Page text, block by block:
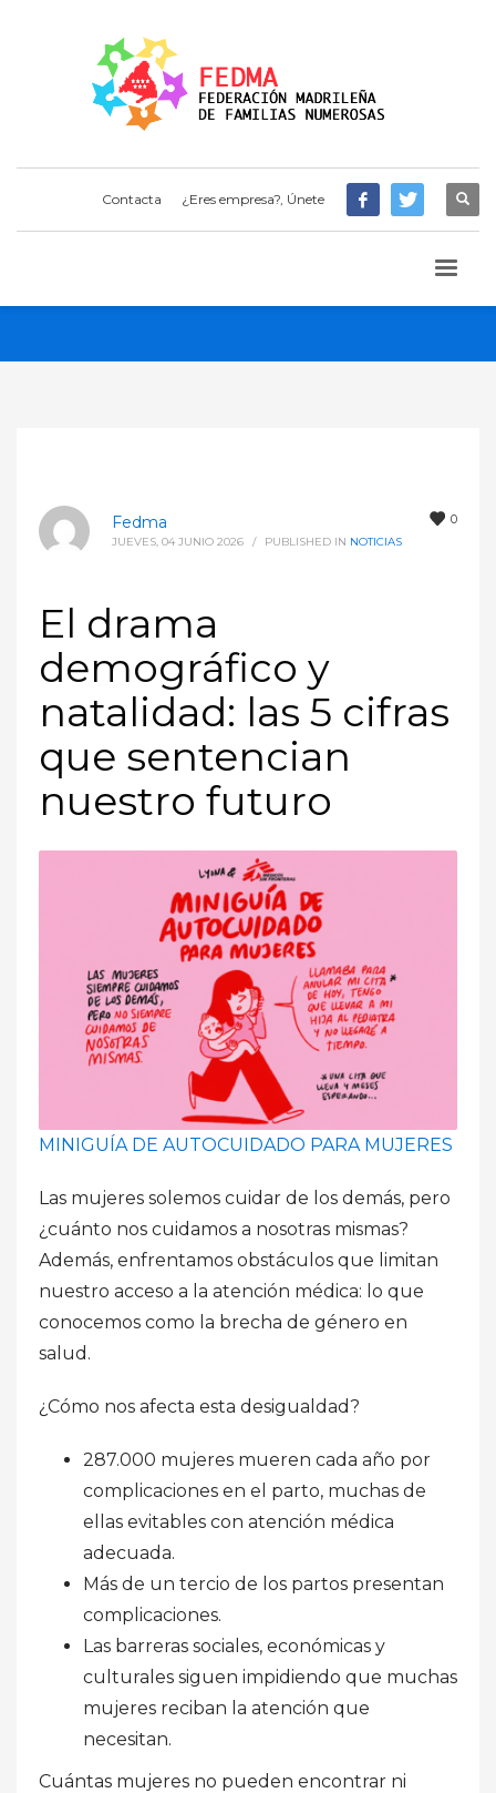
Contacta ¿Eres empresa?, Únete
0
Fedma
JUEVES, 04 JUNIO 2026 / PUBLISHED IN NOTICIAS
El drama
demográfico y
natalidad: las 5 cifras
que sentencian
nuestro futuro
MINIGUÍA DE AUTOCUIDADO PARA MUJERES
Las mujeres solemos cuidar de los demás, pero
¿cuánto nos cuidamos a nosotras mismas?
Además, enfrentamos obstáculos que limitan
nuestro acceso a la atención médica: lo que
conocemos como la brecha de género en
salud.
¿Cómo nos afecta esta desigualdad?
287.000 mujeres mueren cada año por
complicaciones en el parto, muchas de
ellas evitables con atención médica
adecuada.
Más de un tercio de los partos presentan
complicaciones.
Las barreras sociales, económicas y
culturales siguen impidiendo que muchas
mujeres reciban la atención que
necesitan.
Cuántas mujeres no pueden encontrar ni